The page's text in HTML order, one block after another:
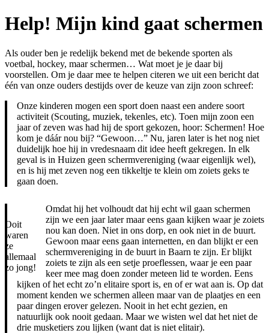
Help! Mijn kind gaat schermen
Als ouder ben je redelijk bekend met de bekende sporten als
voetbal, hockey, maar schermen… Wat moet je je daar bij
voorstellen. Om je daar mee te helpen citeren we uit een bericht dat
één van onze ouders destijds over de keuze van zijn zoon schreef:
Onze kinderen mogen een sport doen naast een andere soort
activiteit (Scouting, muziek, tekenles, etc). Toen mijn zoon een
jaar of zeven was had hij de sport gekozen, hoor: Schermen! Hoe
kom je dáár nou bij? “Gewoon…” Nu, jaren later is het nog niet
duidelijk hoe hij in vredesnaam dit idee heeft gekregen. In elk
geval is in Huizen geen schermvereniging (waar eigenlijk wel),
en is hij met zeven nog een tikkeltje te klein om zoiets geks te
gaan doen.
Ooit
waren
ze
allemaal
zo jong!
Omdat hij het volhoudt dat hij echt wil gaan schermen
zijn we een jaar later maar eens gaan kijken waar je zoiets
nou kan doen. Niet in ons dorp, en ook niet in de buurt.
Gewoon maar eens gaan internetten, en dan blijkt er een
schermvereniging in de buurt in Baarn te zijn. Er blijkt
zoiets te zijn als een setje proeflessen, waar je een paar
keer mee mag doen zonder meteen lid te worden. Eens
kijken of het echt zo’n elitaire sport is, en of er wat aan is. Op dat
moment kenden we schermen alleen maar van de plaatjes en een
paar dingen erover gelezen. Nooit in het echt gezien, en
natuurlijk ook nooit gedaan. Maar we wisten wel dat het niet de
drie musketiers zou lijken (want dat is niet elitair).